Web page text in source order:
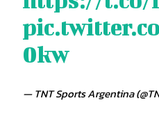
0kw
— TNT Sports Argentina